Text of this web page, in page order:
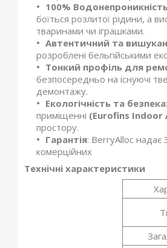
100%
боїться розлитої рідини, а
тваринами чи іграшками.
Автентичний та
розроблені бельгійськими
Тонкий профіль для
безпосередньо на існуючі
демонтажу.
Екологічність та безпека:
приміщенні (Eurofins Indoor
простору.
Гарантія: BerryAlloc надає
комерційних
Технічні характеристики